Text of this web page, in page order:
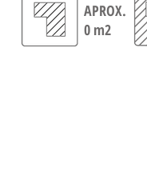
APROX.
0 m2